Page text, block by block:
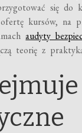
się do
kursów, na
audyty
teorię z